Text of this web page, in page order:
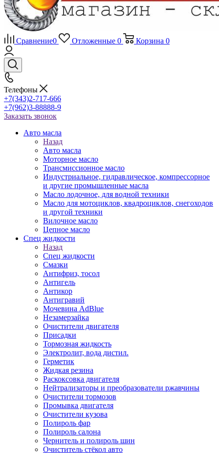
Сравнение0 Отложенные 0 Корзина 0
Телефоны
+7(343)2-717-666
+7(962)3-88888-9
Заказать звонок
Авто масла
Назад
Авто масла
Моторное масло
Трансмиссионное масло
Индустриальное, гидравлическое, компрессорное
и другие промышленные масла
Масло лодочное, для водной техники
Масло для мотоциклов, квадроциклов, снегоходов
и другой техники
Вилочное масло
Цепное масло
Спец жидкости
Назад
Спец жидкости
Смазки
Антифриз, тосол
Антигель
Антикор
Антигравий
Мочевина AdBlue
Незамерзайка
Очистители двигателя
Присадки
Тормозная жидкость
Электролит, вода дистил.
Герметик
Жидкая резина
Раскоксовка двигателя
Нейтрализаторы и преобразователи ржавчины
Очистители тормозов
Промывка двигателя
Очистители кузова
Полироль фар
Полироль салона
Чернитель и полироль шин
Очиститель стёкол авто